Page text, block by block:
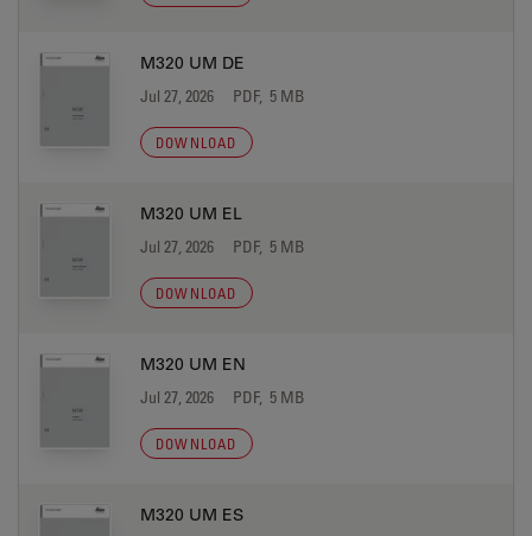
M320 UM DE
Jul 27, 2026 PDF, 5 MB
DOWNLOAD
M320 UM EL
Jul 27, 2026 PDF, 5 MB
DOWNLOAD
M320 UM EN
Jul 27, 2026 PDF, 5 MB
DOWNLOAD
M320 UM ES